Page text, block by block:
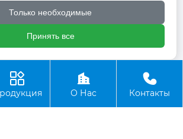
Хенгдин Вентилятор
 
О Нас

Контакты
Только необходимые
Принять все